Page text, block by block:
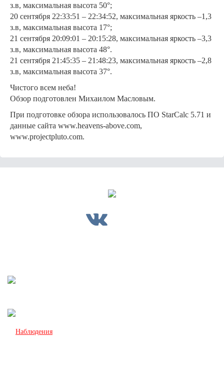
з.в, максимальная высота 50°;
20 сентября 22:33:51 – 22:34:52, максимальная яркость –1,3
з.в, максимальная высота 17°;
21 сентября 20:09:01 – 20:15:28, максимальная яркость –3,3
з.в, максимальная высота 48°.
21 сентября 21:45:35 – 21:48:23, максимальная яркость –2,8
з.в, максимальная высота 37°.
Чистого всем неба!
Обзор подготовлен Михаилом Масловым.
При подготовке обзора использовалось ПО StarCalc 5.71 и
данные сайта www.heavens-above.com,
www.projectpluto.com.
Наблюдения